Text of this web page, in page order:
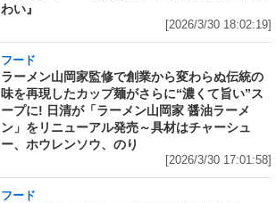
わい』
[2026/3/30 18:02:19]
フード
ラーメン山岡家監修で創業から変わらぬ伝統の
味を再現したカップ麺がさらに“濃くて旨い”ス
ープに! 日清が「ラーメン山岡家 醤油ラーメ
ン」をリニューアル発売～具材はチャーシュ
ー、ホウレンソウ、のり
[2026/3/30 17:01:58]
フード